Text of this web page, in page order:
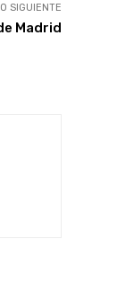
SIGUIENTE
Madrid